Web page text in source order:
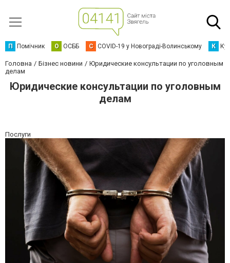
П Помічник О ОСББ C COVID-19 у Новограді-Волинському К
Головна Бізнес новини
Юридические консультации по уголовным
делам
Юридические консультации по уголовным
делам
Послуги